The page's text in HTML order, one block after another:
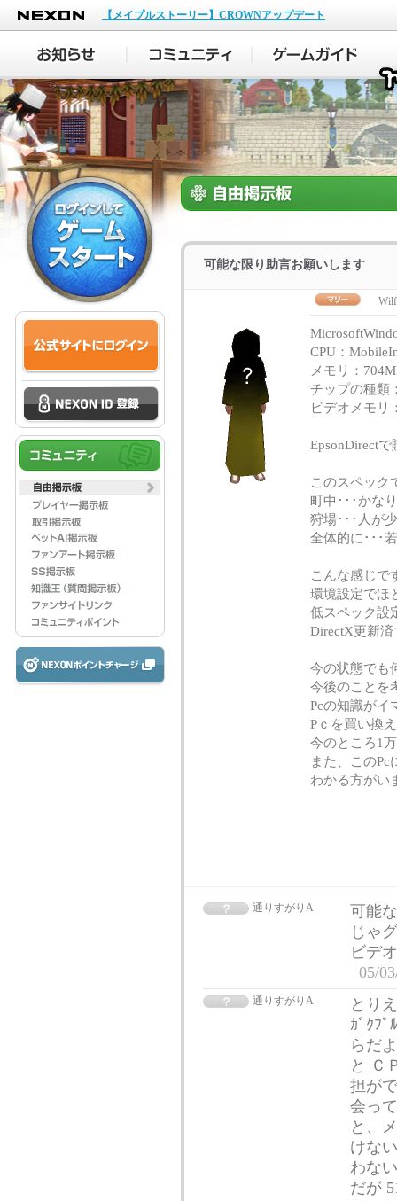
NEXON
【メイプルストーリー】CROWNアップデート
可能な限り助言お願いします
CPU：
メモリ：
チップの種類
ビデオメモリ
EpsonDirect
このスペック
町中･･･かな
狩場･･･人が
全体的に･･･
こんな感じで
環境設定でほ
低スペック設
DirectX更新
今の状態でも
今後のことを
Pcの知識がイ
Pｃを買い換
今のところ1
また、この
わかる方がい
通りすがりA
可能
じゃ
ビデ
05/
通りすがりA
とり
ｶﾞｸﾌ
らだ
と Ｃ
担が
会っ
と、
けな
わな
だが